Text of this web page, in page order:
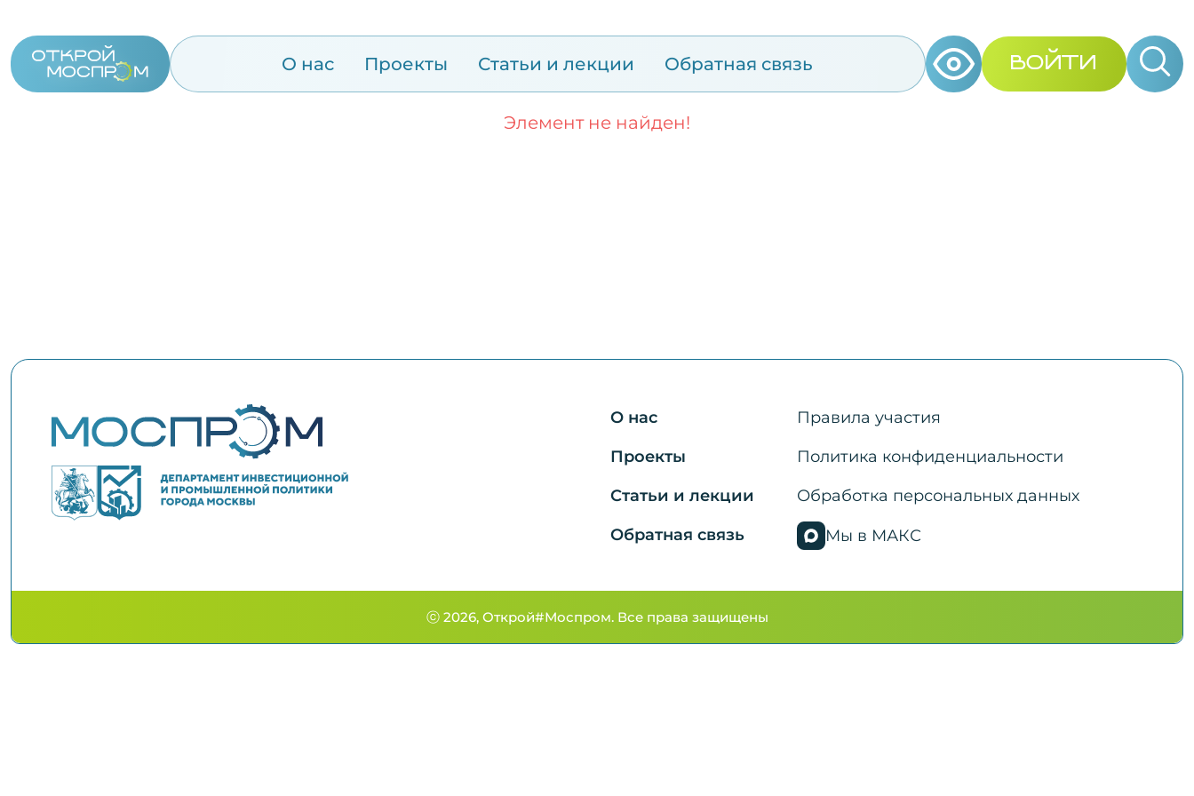
О нас Проекты Статьи и лекции Обратная связь ВОЙТИ
Элемент не найден!
О нас
Проекты
Статьи и лекции
Обратная связь
Правила участия
Политика конфиденциальности
Обработка персональных данных
Мы в МАКС
ⓒ 2026, Открой#Моспром. Все права защищены